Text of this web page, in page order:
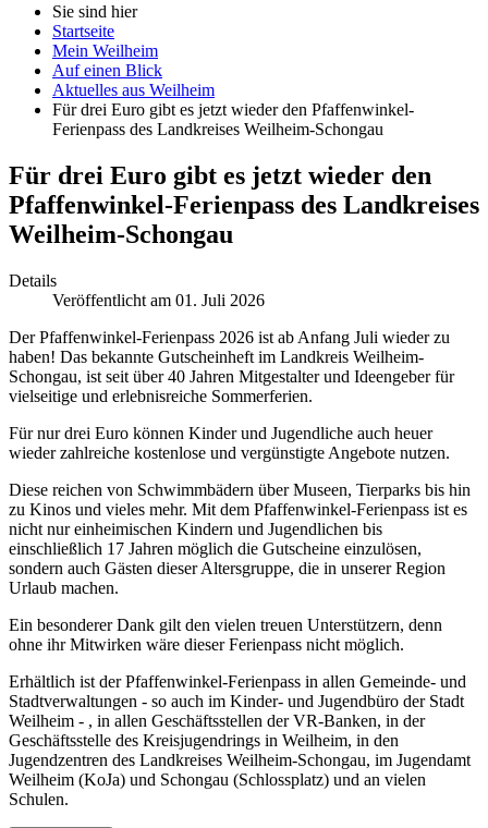
Sie sind hier
Startseite
Mein Weilheim
Auf einen Blick
Aktuelles aus Weilheim
Für drei Euro gibt es jetzt wieder den Pfaffenwinkel-
Ferienpass des Landkreises Weilheim-Schongau
Für drei Euro gibt es jetzt wieder den
Pfaffenwinkel-Ferienpass des Landkreises
Weilheim-Schongau
Details
Veröffentlicht am 01. Juli 2026
Der Pfaffenwinkel-Ferienpass 2026 ist ab Anfang Juli wieder zu
haben! Das bekannte Gutscheinheft im Landkreis Weilheim-
Schongau, ist seit über 40 Jahren Mitgestalter und Ideengeber für
vielseitige und erlebnisreiche Sommerferien.
Für nur drei Euro können Kinder und Jugendliche auch heuer
wieder zahlreiche kostenlose und vergünstigte Angebote nutzen.
Diese reichen von Schwimmbädern über Museen, Tierparks bis hin
zu Kinos und vieles mehr. Mit dem Pfaffenwinkel-Ferienpass ist es
nicht nur einheimischen Kindern und Jugendlichen bis
einschließlich 17 Jahren möglich die Gutscheine einzulösen,
sondern auch Gästen dieser Altersgruppe, die in unserer Region
Urlaub machen.
Ein besonderer Dank gilt den vielen treuen Unterstützern, denn
ohne ihr Mitwirken wäre dieser Ferienpass nicht möglich.
Erhältlich ist der Pfaffenwinkel-Ferienpass in allen Gemeinde- und
Stadtverwaltungen - so auch im Kinder- und Jugendbüro der Stadt
Weilheim - , in allen Geschäftsstellen der VR-Banken, in der
Geschäftsstelle des Kreisjugendrings in Weilheim, in den
Jugendzentren des Landkreises Weilheim-Schongau, im Jugendamt
Weilheim (KoJa) und Schongau (Schlossplatz) und an vielen
Schulen.